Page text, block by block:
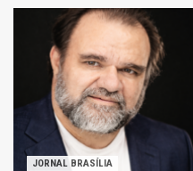
JORNAL BRASÍLIA